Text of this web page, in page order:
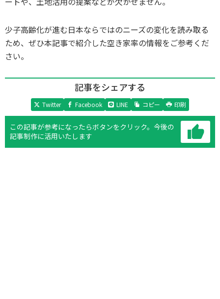
少子高齢化が進む日本ならではのニーズの変化を読み取る
ため、ぜひ本記事で紹介した空き家率の情報をご参考くだ
さい。
記事をシェアする
Twitter Facebook LINE コピー 印刷
この記事が参考になったらボタンをクリック。 今後の
記事制作に活用いたします